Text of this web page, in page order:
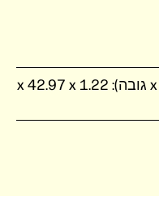
1.22 x ‏42.97 x